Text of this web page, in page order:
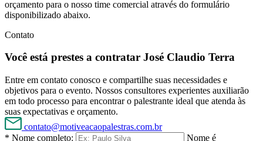
orçamento para o nosso time comercial através do formulário
disponibilizado abaixo.
Contato
Você está prestes a contratar José Claudio Terra
Entre em contato conosco e compartilhe suas necessidades e
objetivos para o evento. Nossos consultores experientes auxiliarão
em todo processo para encontrar o palestrante ideal que atenda às
suas expectativas e orçamento.
contato@motiveacaopalestras.com.br
* Nome completo:
Nome é